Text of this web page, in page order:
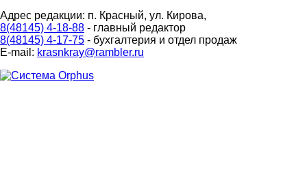
Адрес редакции: п. Красный, ул. Кирова,
8(48145) 4-18-88 - главный редактор
8(48145) 4-17-75 - бухгалтерия и отдел продаж
E-mail: krasnkray@rambler.ru